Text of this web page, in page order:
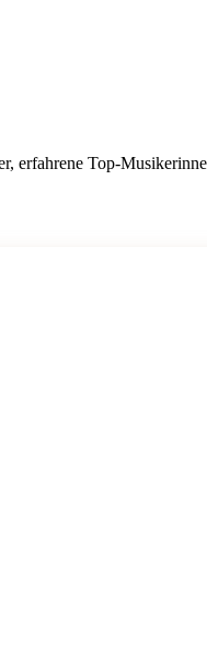
erfahrene Top-